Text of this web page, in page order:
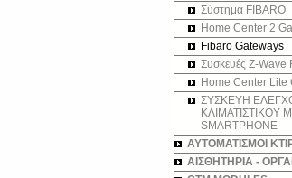
Σύστημα FIBARO
Home Center 2
Fibaro Gateways
Συσκευές Z-Wave
Home Center Lite
ΣΥΣΚΕΥΗ
ΚΛΙΜΑΤΙΣΤΙΚΟΥ
SMARTPHONE
ΑΥΤΟΜΑΤΙΣΜΟΙ
ΑΙΣΘΗΤΗΡΙΑ -